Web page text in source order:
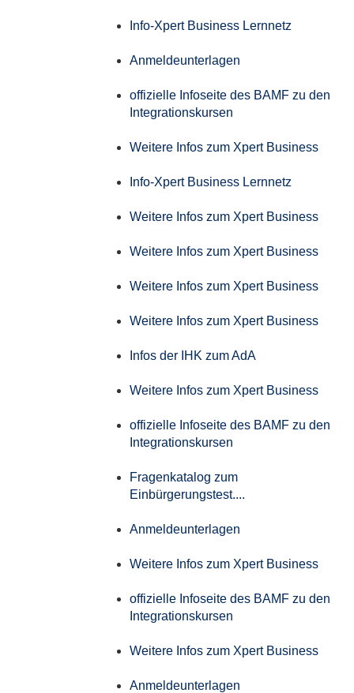
Info-Xpert Business Lernnetz
Anmeldeunterlagen
offizielle Infoseite des BAMF zu den
Integrationskursen
Weitere Infos zum Xpert Business
Info-Xpert Business Lernnetz
Weitere Infos zum Xpert Business
Weitere Infos zum Xpert Business
Weitere Infos zum Xpert Business
Weitere Infos zum Xpert Business
Infos der IHK zum AdA
Weitere Infos zum Xpert Business
offizielle Infoseite des BAMF zu den
Integrationskursen
Fragenkatalog zum
Einbürgerungstest....
Anmeldeunterlagen
Weitere Infos zum Xpert Business
offizielle Infoseite des BAMF zu den
Integrationskursen
Weitere Infos zum Xpert Business
Anmeldeunterlagen